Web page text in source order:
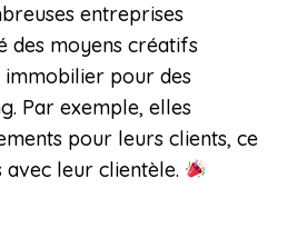
entreprises
des moyens créatifs
immobilier pour des
Par exemple, elles
pour leurs clients, ce
leur clientèle.